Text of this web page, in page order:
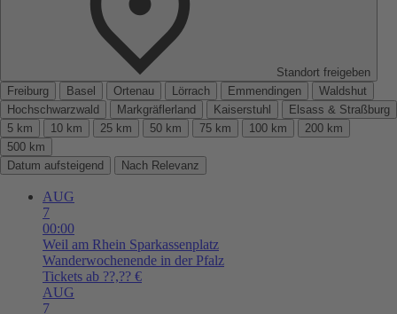
Standort freigeben
Freiburg
Basel Ortenau Lörrach Emmendingen
Waldshut
Hochschwarzwald
Markgräflerland Kaiserstuhl
Elsass & Straßburg
5 km
10 km 25 km 50 km 75 km 100 km
200 km
500 km
Datum aufsteigend
Nach Relevanz
AUG
7
00:00
Weil am Rhein Sparkassenplatz
Wanderwochenende in der Pfalz
Tickets ab ??,?? €
AUG
7